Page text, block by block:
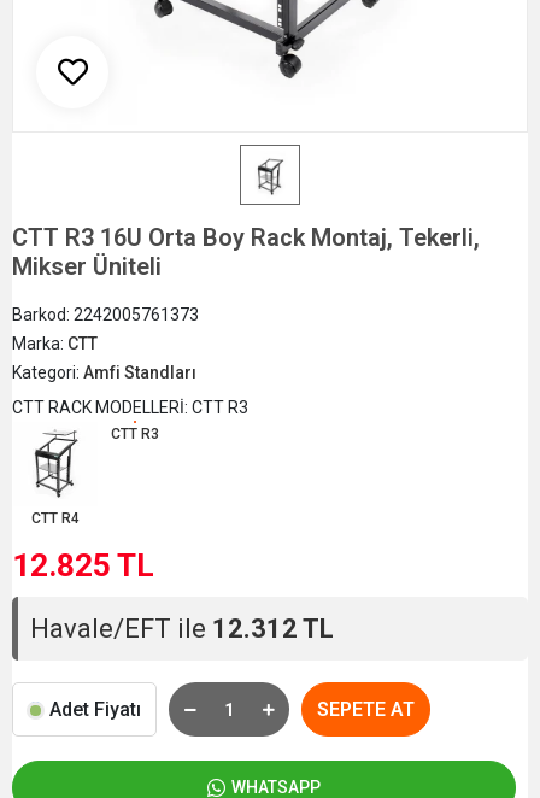
CTT R3 16U Orta Boy Rack Montaj, Tekerli,
Mikser Üniteli
Barkod: 2242005761373
Marka: CTT
Kategori: Amfi Standları
CTT RACK MODELLERİ: CTT R3
CTT R4
CTT R3
12.825 TL
Havale/EFT ile 12.312 TL
Adet Fiyatı SEPETE AT
WHATSAPP